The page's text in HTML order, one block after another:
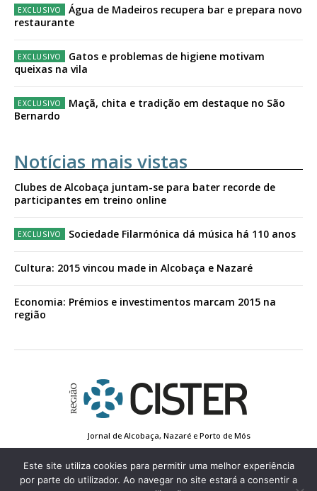
Água de Madeiros recupera bar e prepara novo
restaurante
Gatos e problemas de higiene motivam
queixas na vila
Maçã, chita e tradição em destaque no São
Bernardo
Notícias mais vistas
Clubes de Alcobaça juntam-se para bater recorde de
participantes em treino online
Sociedade Filarmónica dá música há 110 anos
Cultura: 2015 vincou made in Alcobaça e Nazaré
Economia: Prémios e investimentos marcam 2015 na
região
Jornal de Alcobaça, Nazaré e Porto de Mós
Conta de Registo
Edição Impressa
Este site utiliza cookies para permitir uma melhor experiência
por parte do utilizador. Ao navegar no site estará a consentir a